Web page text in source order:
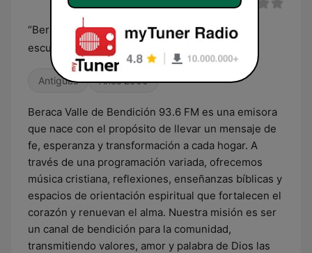
“Beraca Valle de Bendición, donde la fe se
escucha.”“Encendiendo tu fe, 24/7.”
Antiguas Años 2000
Beraca Valle de Bendición 93.6 FM es una emisora
que nace con el propósito de llevar un mensaje de
fe, esperanza y transformación a cada hogar. A
través de una programación variada, ofrecemos
música cristiana, reflexiones, enseñanzas bíblicas y
espacios de orientación espiritual que fortalecen el
corazón y renuevan el alma. Nuestra misión es ser
un canal de bendición para la comunidad,
transmitiendo valores, amor y palabra de Dios las